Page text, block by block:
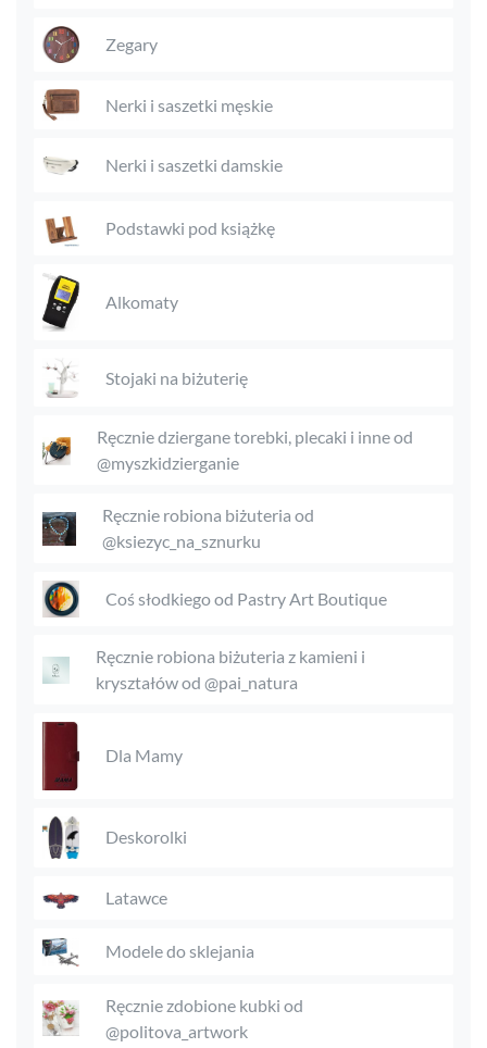
Zegary
Nerki i saszetki męskie
Nerki i saszetki damskie
Podstawki pod książkę
Alkomaty
Stojaki na biżuterię
Ręcznie dziergane torebki, plecaki i inne od
@myszkidzierganie
Ręcznie robiona biżuteria od
@ksiezyc_na_sznurku
Coś słodkiego od Pastry Art Boutique
Ręcznie robiona biżuteria z kamieni i
kryształów od @pai_natura
Dla Mamy
Deskorolki
Latawce
Modele do sklejania
Ręcznie zdobione kubki od
@politova_artwork